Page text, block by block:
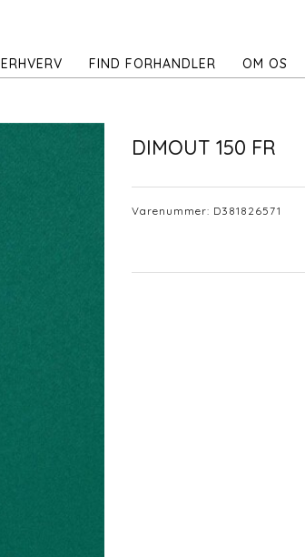
ERHVERV FIND FORHANDLER OM OS
DIMOUT 150 FR
Varenummer: D381826571